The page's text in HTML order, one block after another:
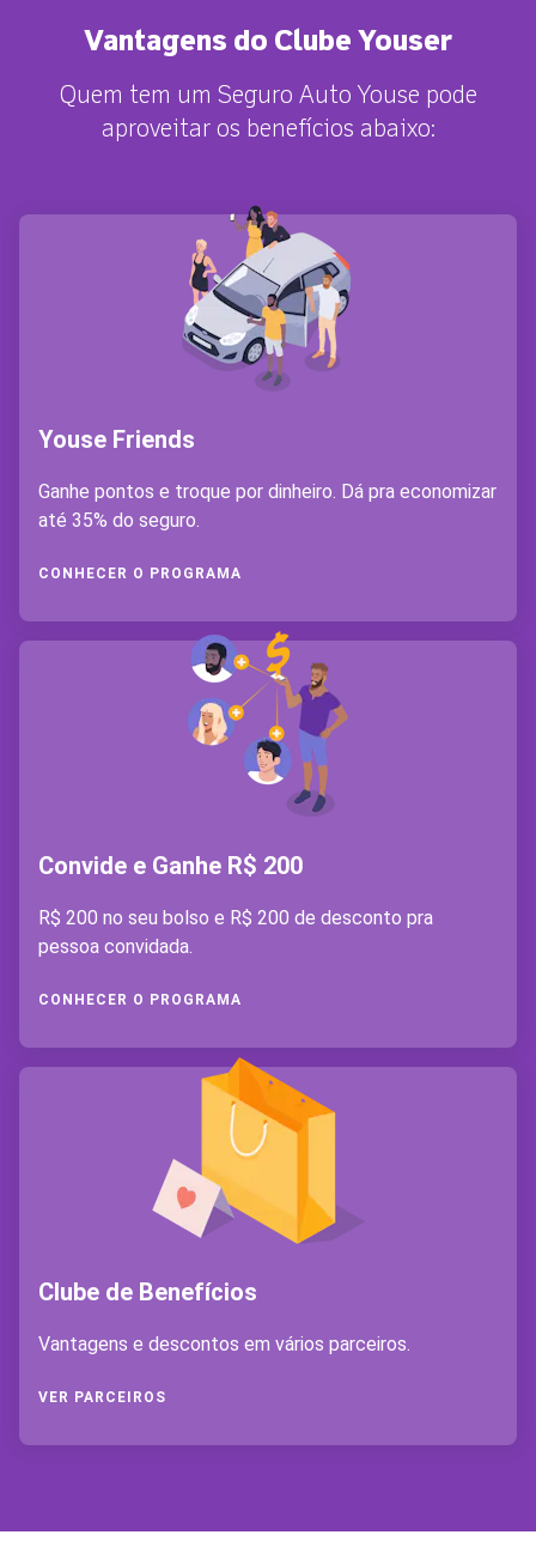
Vantagens do Clube Youser
Quem tem um Seguro Auto Youse pode
aproveitar os benefícios abaixo:
Youse Friends
Ganhe pontos e troque por dinheiro. Dá pra economizar
até 35% do seguro.
CONHECER O PROGRAMA
Convide e Ganhe R$ 200
R$ 200 no seu bolso e R$ 200 de desconto pra
pessoa convidada.
CONHECER O PROGRAMA
Clube de Benefícios
Vantagens e descontos em vários parceiros.
VER PARCEIROS